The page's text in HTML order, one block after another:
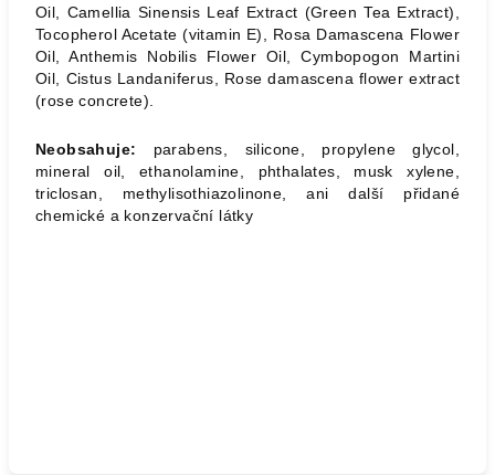
Oil, Camellia Sinensis Leaf Extract (Green Tea Extract),
Tocopherol Acetate (vitamin E), Rosa Damascena Flower
Oil, Anthemis Nobilis Flower Oil, Cymbopogon Martini
Oil, Cistus Landaniferus, Rose damascena flower extract
(rose concrete).
Neobsahuje: parabens, silicone, propylene glycol,
mineral oil, ethanolamine, phthalates, musk xylene,
triclosan, methylisothiazolinone, ani další přidané
chemické a konzervační látky